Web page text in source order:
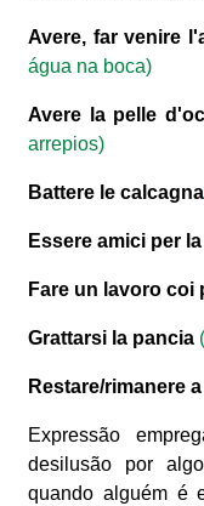
Avere, far venire
água na boca)
Avere la pelle
arrepios)
Battere le calcagna
Essere amici per
Fare un lavoro coi
Grattarsi la pancia
Restare/rimanere
Expressão
desilusão por
quando alguém é